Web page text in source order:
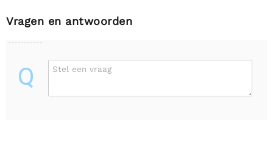
Vragen en antwoorden
Q Stel een vraag